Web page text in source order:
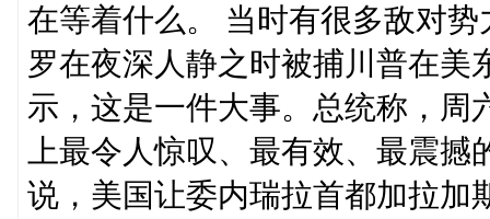
在等着什么。 当时有很多敌对
罗在夜深人静之时被捕川普在美
示，这是一件大事。总统称，周
上最令人惊叹、最有效、最震
说，美国让委内瑞拉首都加拉加